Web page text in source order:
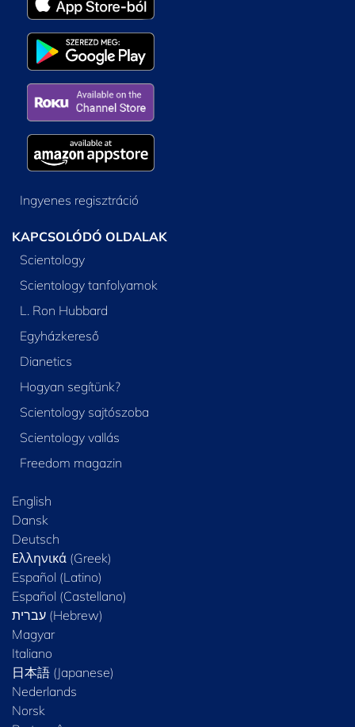
Ingyenes regisztráció
KAPCSOLÓDÓ OLDALAK
Scientology
Scientology tanfolyamok
L. Ron Hubbard
Egyházkereső
Dianetics
Hogyan segítünk?
Scientology sajtószoba
Scientology vallás
Freedom magazin
English
Dansk
Deutsch
Ελληνικά (Greek)
Español (Latino)
Español (Castellano)
Magyar
Italiano
日本語 (Japanese)
Nederlands
Norsk